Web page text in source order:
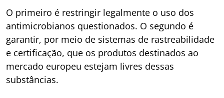
O primeiro é restringir legalmente o uso dos
antimicrobianos questionados. O segundo é
garantir, por meio de sistemas de rastreabilidade
e certificação, que os produtos destinados ao
mercado europeu estejam livres dessas
substâncias.